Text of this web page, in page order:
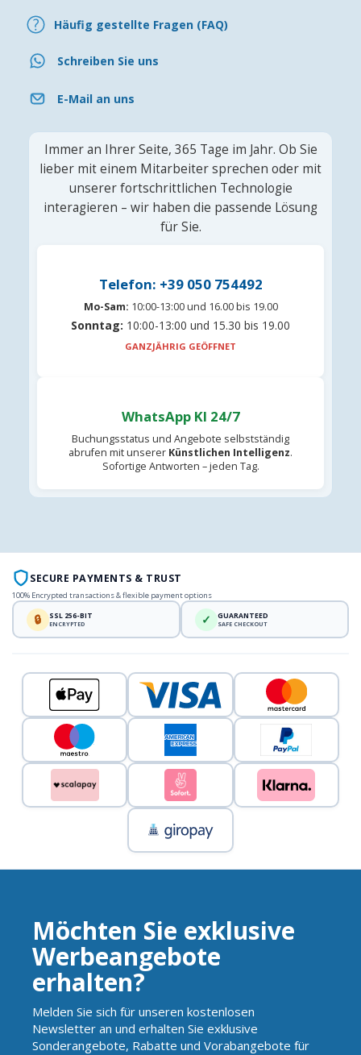
Häufig gestellte Fragen (FAQ)
Schreiben Sie uns
E-Mail an uns
Immer an Ihrer Seite, 365 Tage im Jahr. Ob Sie
lieber mit einem Mitarbeiter sprechen oder mit
unserer fortschrittlichen Technologie
interagieren – wir haben die passende Lösung
für Sie.
Telefon: +39 050 754492
Mo-Sam: 10:00-13:00 und 16.00 bis 19.00
Sonntag: 10:00-13:00 und 15.30 bis 19.00
GANZJÄHRIG GEÖFFNET
WhatsApp KI 24/7
Buchungsstatus und Angebote selbstständig
abrufen mit unserer Künstlichen Intelligenz.
Sofortige Antworten – jeden Tag.
SECURE PAYMENTS & TRUST
100% Encrypted transactions & flexible payment options
🔒 SSL 256-BIT
ENCRYPTED ✓ GUARANTEED
SAFE CHECKOUT
Möchten Sie exklusive
Werbeangebote
erhalten?
Melden Sie sich für unseren kostenlosen
Newsletter an und erhalten Sie exklusive
Sonderangebote, Rabatte und Vorabangebote für